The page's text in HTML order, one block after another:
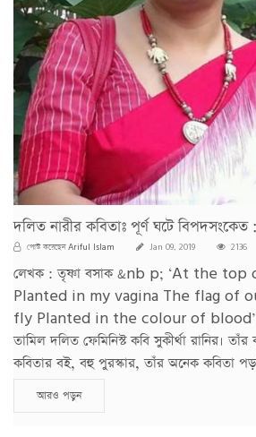
দলিত নারীর কবিতাঃ পূর্ণ ঘটে বিপদসংকেত
পোস্ট করেছেনAriful Islam Jan 09, 2019 2136
লেখক : তৃষ্ণা বসাক &nb p; ‘At the
Planted in my vagina The flag of
fly Planted in the colour of blood’
তামিল দলিত ফেমিনিস্ট কবি সুকীর্থা রানির।
কবিতার বই, বহু পুরস্কার, তাঁর অনেক কবিতা
আরও পড়ুন